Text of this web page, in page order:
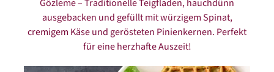
Gözleme – Traditionelle Teigfladen, hauchdünn
ausgebacken und gefüllt mit würzigem Spinat,
cremigem Käse und gerösteten Pinienkernen. Perfekt
für eine herzhafte Auszeit!